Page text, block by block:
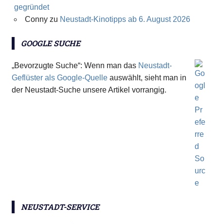
gegründet
Connyzu Neustadt-Kinotipps ab 6. August 2026
GOOGLE SUCHE
„Bevorzugte Suche“: Wenn man das Neustadt-
Geflüster als Google-Quelle auswählt, sieht man in
der Neustadt-Suche unsere Artikel vorrangig.
NEUSTADT-SERVICE